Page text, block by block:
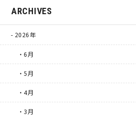
施工事例
お知らせ 土地
近日分譲予定情報
動画ギャラリー 採用
ARCHIVES
2026年
・6月
・5月
・4月
・3月